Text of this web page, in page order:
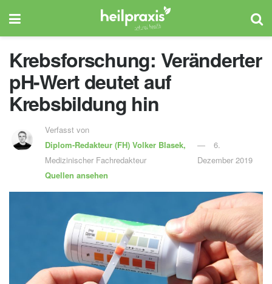
Krebsforschung: Veränderter
pH-Wert deutet auf
Krebsbildung hin
Verfasst von
Diplom-Redakteur (FH) Volker Blasek,
Medizinischer Fachredakteur
Quellen ansehen
6.
Dezember 2019